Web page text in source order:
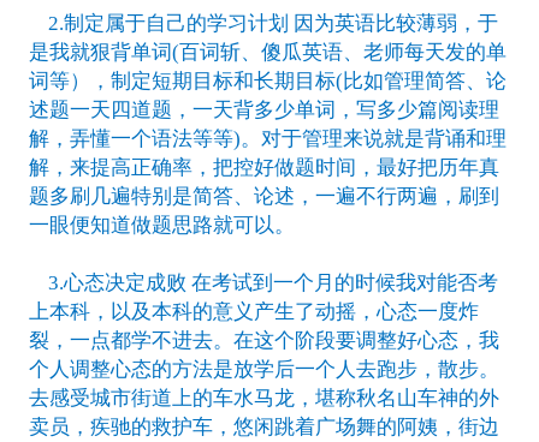
2.制定属于自己的学习计划 因为英语比较薄弱，于
是我就狠背单词(百词斩、傻瓜英语、老师每天发的单
词等），制定短期目标和长期目标(比如管理简答、论
述题一天四道题，一天背多少单词，写多少篇阅读理
解，弄懂一个语法等等)。对于管理来说就是背诵和理
解，来提高正确率，把控好做题时间，最好把历年真
题多刷几遍特别是简答、论述，一遍不行两遍，刷到
一眼便知道做题思路就可以。
3.心态决定成败 在考试到一个月的时候我对能否考
上本科，以及本科的意义产生了动摇，心态一度炸
裂，一点都学不进去。在这个阶段要调整好心态，我
个人调整心态的方法是放学后一个人去跑步，散步。
去感受城市街道上的车水马龙，堪称秋名山车神的外
卖员，疾驰的救护车，悠闲跳着广场舞的阿姨，街边